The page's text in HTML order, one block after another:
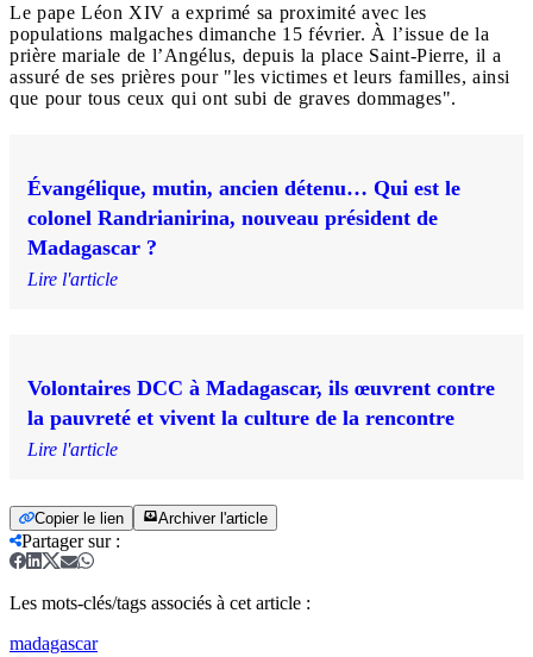
Le pape Léon XIV a exprimé sa proximité avec les
populations malgaches dimanche 15 février. À l’issue de la
prière mariale de l’Angélus, depuis la place Saint-Pierre, il a
assuré de ses prières pour "les victimes et leurs familles, ainsi
que pour tous ceux qui ont subi de graves dommages".
Évangélique, mutin, ancien détenu… Qui est le
colonel Randrianirina, nouveau président de
Madagascar ?
Lire l'article
Volontaires DCC à Madagascar, ils œuvrent contre
la pauvreté et vivent la culture de la rencontre
Lire l'article
Copier le lien Archiver l'article
Partager sur:
Les mots-clés/tags associés à cet article :
madagascar